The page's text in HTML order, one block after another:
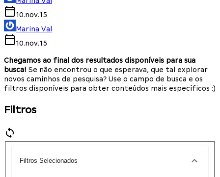
10.nov.15
Marina Val
10.nov.15
Chegamos ao final dos resultados disponíveis para sua
busca! Se não encontrou o que esperava, que tal explorar
novos caminhos de pesquisa? Use o campo de busca e os
filtros disponíveis para obter conteúdos mais específicos :)
Filtros
Filtros Selecionados